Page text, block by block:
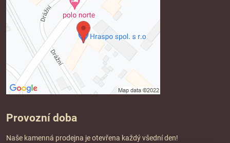
Provozní doba
Naše kamenná prodejna je otevřena každý všední den!